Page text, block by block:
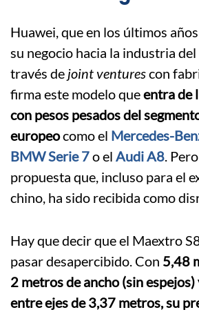
Huawei, que en los últimos
su negocio hacia la industria
través de joint venturescon
firma este modelo queentra de
con pesos pesados del
europeocomo el Mercedes-
BMW Serie 7o el Audi A8.
propuesta que, incluso para el
chino, ha sido recibida como
Hay que decir que el Maextro
pasar desapercibido. Con 5,48
2 metros de ancho (sin
entre ejes de 3,37 metros, su